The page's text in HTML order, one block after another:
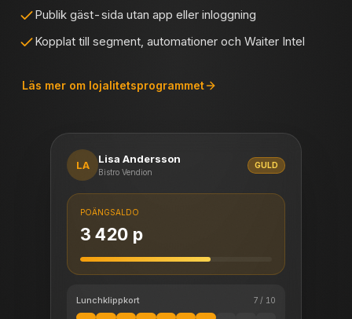
Publik gäst-sida utan app eller inloggning
Kopplat till segment, automationer och Waiter Intel
Läs mer om lojalitetsprogrammet
LA Lisa Andersson
Bistro Vendion
GULD
POÄNGSALDO
3 420 p
Lunchklippkort 7 / 10